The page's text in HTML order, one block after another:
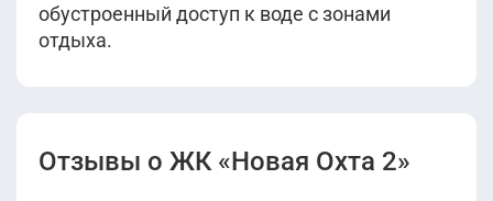
обустроенный доступ к воде с зонами
отдыха.
Отзывы о ЖК «Новая Охта 2»